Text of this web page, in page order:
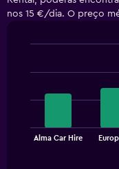
nos 15 €/dia. O preço
bars.
The
chart
Alma Car Hire